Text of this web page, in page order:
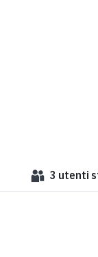
3 utenti